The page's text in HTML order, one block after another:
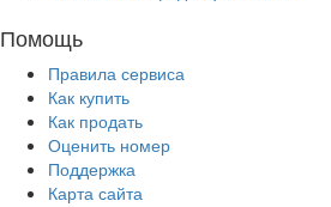
Помощь
Правила сервиса
Как купить
Как продать
Оценить номер
Поддержка
Карта сайта